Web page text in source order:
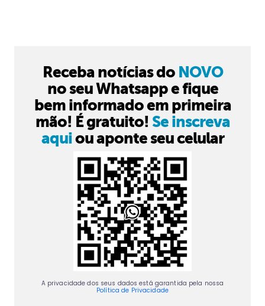
Receba notícias do NOVO
no seu Whatsapp e fique
bem informado em primeira
mão! É gratuito! Se inscreva
aquiou aponte seu celular
A privacidade dos seus dados está garantida pela nossa
Política de Privacidade